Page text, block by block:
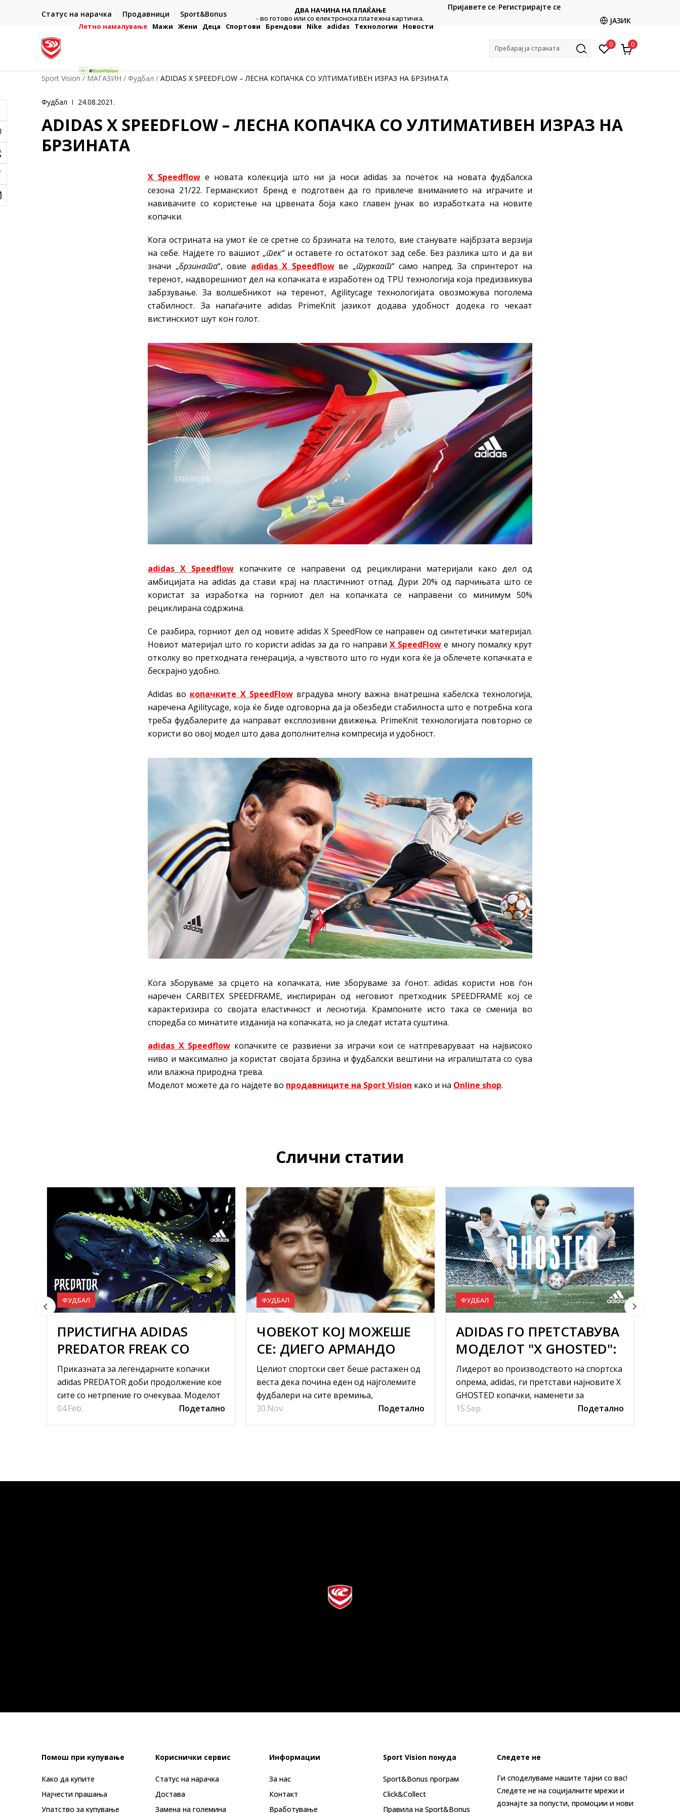
Статус на нарачка Продавници Sport&Bonus
- на сите нарачки во готово или со електронска платежна
ДВА НАЧИНА НА ПЛАЌАЊЕ
- во готово или со електронска платежна картичка.
CLICK & COLLECT
Платете со картичка online и подигнете во продавницата
Пријавете се Регистрирајте се
ЈАЗИК
Летно намалување Мажи Жени Деца Спортови Брендови Nike adidas Технологии Новости
Пребарај ја страната 0 0
Sport Vision МАГАЗИН Фудбал ADIDAS X SPEEDFLOW – ЛЕСНА КОПАЧКА СО УЛТИМАТИВЕН ИЗРАЗ НА БРЗИНАТА
Фудбал 24.08.2021.
ADIDAS X SPEEDFLOW – ЛЕСНА КОПАЧКА СО УЛТИМАТИВЕН ИЗРАЗ НА
БРЗИНАТА
X Speedflow е новата колекција што ни ја носи adidas за почеток на новата фудбалска
сезона 21/22. Германскиот бренд е подготвен да го привлече вниманието на играчите и
навивачите со користење на црвената боја како главен јунак во изработката на новите
копачки.
Кога острината на умот ќе се сретне со брзината на телото, вие станувате најбрзата верзија
на себе. Најдете го вашиот „тек“и оставете го остатокот зад себе. Без разлика што и да ви
значи „брзината“, овие adidas X Speedflowве „туркаат“ само напред. За спринтерот на
теренот, надворешниот дел на копачката е изработен од TPU технологија која предизвикува
забрзување. За волшебникот на теренот, Agilitycage технологијата овозможува поголема
стабилност. За напаѓачите adidas PrimeKnit јазикот додава удобност додека го чекаат
вистинскиот шут кон голот.
adidas X Speedflow копачките се направени од рециклирани материјали како дел од
амбицијата на adidas да стави крај на пластичниот отпад. Дури 20% од парчињата што се
користат за изработка на горниот дел на копачката се направени со минимум 50%
рециклирана содржина.
Се разбира, горниот дел од новите adidas X SpeedFlow се направен од синтетички материјал.
Новиот материјал што го користи adidas за да го направи X SpeedFlow е многу помалку крут
отколку во претходната генерација, а чувството што го нуди кога ќе ја облечете копачката е
бескрајно удобно.
Adidas во копачките X SpeedFlowвградува многу важна внатрешна кабелска технологија,
наречена Agilitycage, која ќе биде одговорна да ја обезбеди стабилноста што е потребна кога
треба фудбалерите да направат експлозивни движења. PrimeKnit технологијата повторно се
користи во овој модел што дава дополнителна компресија и удобност.
Кога зборуваме за срцето на копачката, ние зборуваме за ѓонот. adidas користи нов ѓон
наречен CARBITEX SPEEDFRAME, инспириран од неговиот претходник SPEEDFRAMЕ кој се
карактеризира со својата еластичност и леснотија. Крампоните исто така се сменија во
споредба со минатите изданија на копачката, но ја следат истата суштина.
adidas X Speedflow копачките се развиени за играчи кои се натпреваруваат на највисоко
ниво и максимално ја користат својата брзина и фудбалски вештини на игралиштата со сува
или влажна природна трева.
Моделот можете да го најдете во продавниците на Sport Vision како и на Online shop.
Слични статии
04.Feb.
ФУДБАЛ
ПРИСТИГНА ADIDAS
PREDATOR FREAK СО
DEMONSKIN, НОВИОТ
МОДЕЛ НА КОПАЧКИ ЗА
ЦЕЛОСНА КОНТРОЛА НА
ТОПКАТА И
Приказната за легендарните копачки
adidas PREDATOR доби продолжение кое
сите со нетрпение го очекуваа. Моделот
PREDATOR FREAK пристигна во нашите
Подетално 30.Nov.
ФУДБАЛ
ЧОВЕКОТ КОЈ МОЖЕШЕ
СЕ: ДИЕГО АРМАНДО
МАРАДОНА
Целиот спортски свет беше растажен од
веста дека почина еден од најголемите
фудбалери на сите времиња,
аргентинскиот фудбалер Диего Армандо
Подетално 15.Sep.
ФУДБАЛ
ADIDAS ГО ПРЕТСТАВУВА
МОДЕЛОТ "X GHOSTED":
КОПАЧКИ КОИ НОСАТ
НОВА ДИМЕНЗИЈА НА
БРЗИНАТА
Лидерот во производството на спортска
опрема, adidas, ги претстави најновите X
GHOSTED копачки, наменети за
фудбалери кај кои брзината е најсилното
Подетално
Помош при купување
Како да купите
Најчести прашања
Упатство за купување
Кориснички сервис
Статус на нарачка
Достава
Замена на големина
Информации
За нас
Контакт
Вработување
Sport Vision понуда
Sport&Bonus програм
Click&Collect
Правила на Sport&Bonus
Следете не
Ги споделуваме нашите тајни со вас!
Следете не на социјалните мрежи и
дознајте за попусти, промоции и нови